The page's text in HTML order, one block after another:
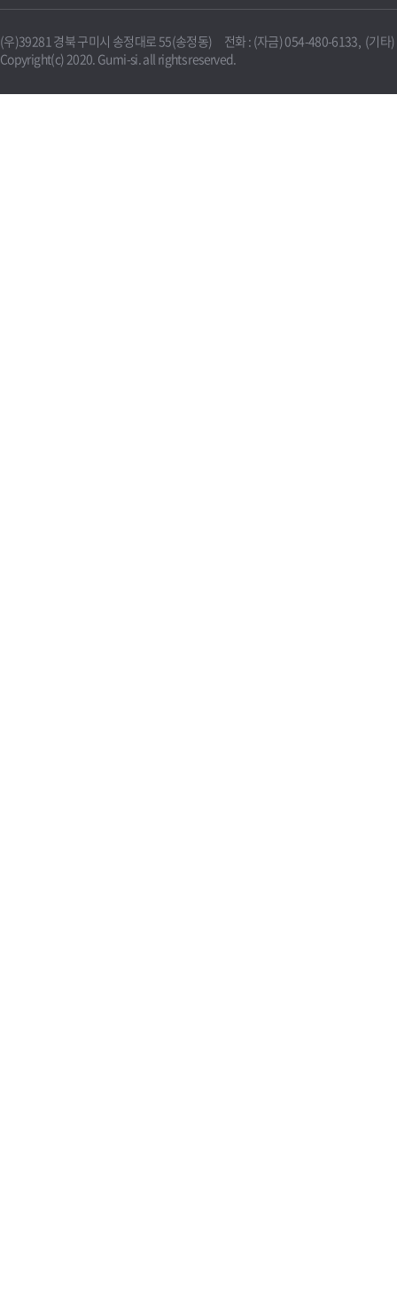
(우)39281 경북 구미시 송정대로 55(송정동) 전화 : (자금) 054-480-6133, (기타
Copyright(c) 2020. Gumi-si. all rights reserved.